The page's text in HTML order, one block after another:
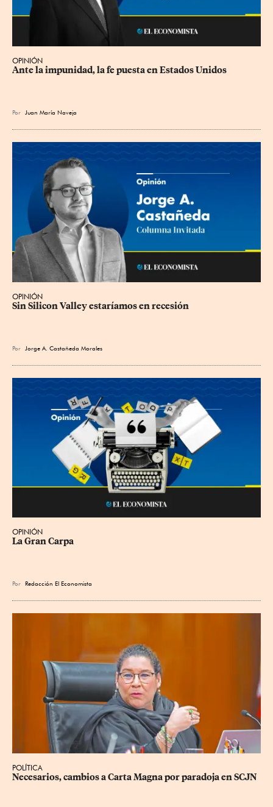
OPINIÓN
Ante la impunidad, la fe puesta en Estados Unidos
Por Juan María Naveja
OPINIÓN
Sin Silicon Valley estaríamos en recesión
Por Jorge A. Castañeda Morales
OPINIÓN
La Gran Carpa
Por Redacción El Economista
POLÍTICA
Necesarios, cambios a Carta Magna por paradoja en SCJN